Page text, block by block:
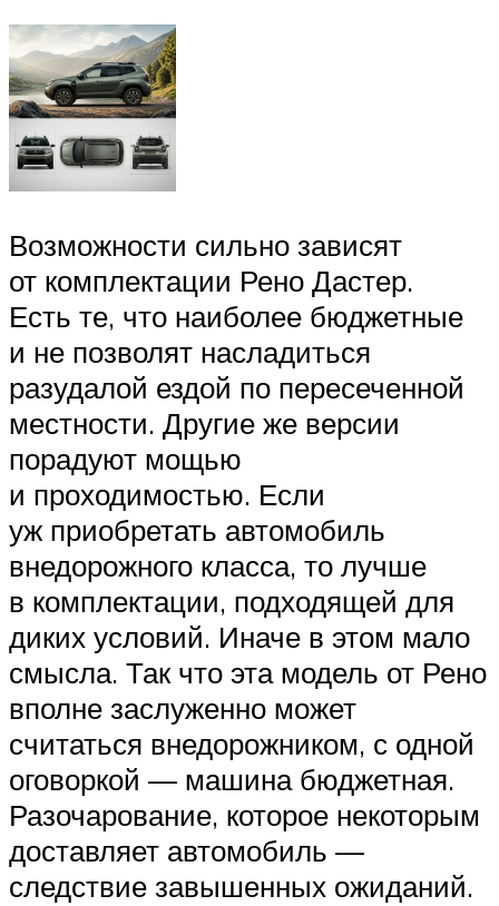
Возможности сильно зависят
от комплектации Рено Дастер.
Есть те, что наиболее бюджетные
и не позволят насладиться
разудалой ездой по пересеченной
местности. Другие же версии
порадуют мощью
и проходимостью. Если
уж приобретать автомобиль
внедорожного класса, то лучше
в комплектации, подходящей для
диких условий. Иначе в этом мало
смысла. Так что эта модель от Рено
вполне заслуженно может
считаться внедорожником, с одной
оговоркой — машина бюджетная.
Разочарование, которое некоторым
доставляет автомобиль —
следствие завышенных ожиданий.